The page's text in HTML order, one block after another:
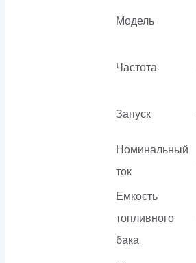
Модель
Частота
Запуск
Номинальный
ток
Емкость
топливного
бака